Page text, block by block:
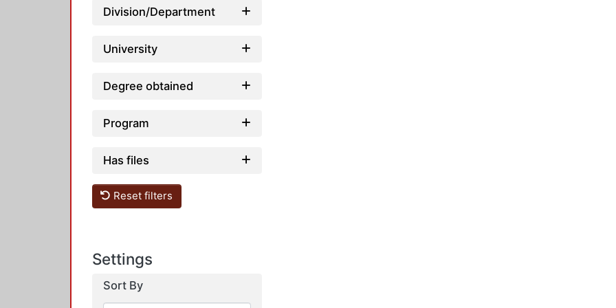
Division/Department
University
Degree obtained
Program
Has files
Reset filters
Settings
Sort By